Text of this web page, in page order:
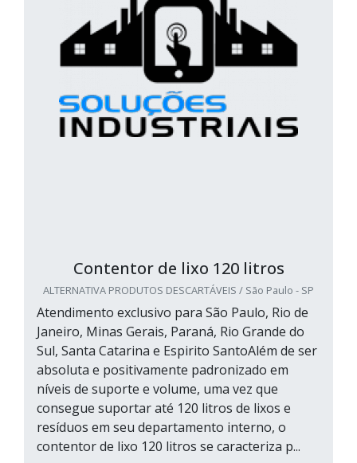
Contentor de lixo 120 litros
ALTERNATIVA PRODUTOS DESCARTÁVEIS / São Paulo - SP
Atendimento exclusivo para São Paulo, Rio de
Janeiro, Minas Gerais, Paraná, Rio Grande do
Sul, Santa Catarina e Espirito SantoAlém de ser
absoluta e positivamente padronizado em
níveis de suporte e volume, uma vez que
consegue suportar até 120 litros de lixos e
resíduos em seu departamento interno, o
contentor de lixo 120 litros se caracteriza p...